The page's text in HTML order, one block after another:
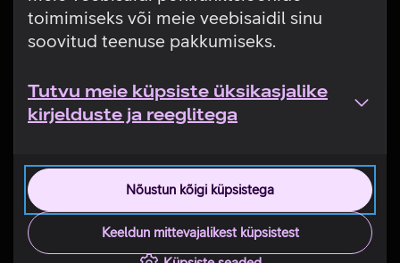
toimimiseks või meie veebisaidil sinu
soovitud teenuse pakkumiseks.
Tutvu meie küpsiste üksikasjalike
kirjelduste ja reeglitega
Nõustun kõigi küpsistega
Keeldun mittevajalikest küpsistest